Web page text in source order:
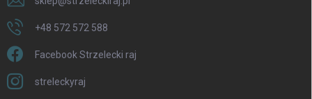
+48 572 572 588
Facebook Strzelecki raj
streleckyraj